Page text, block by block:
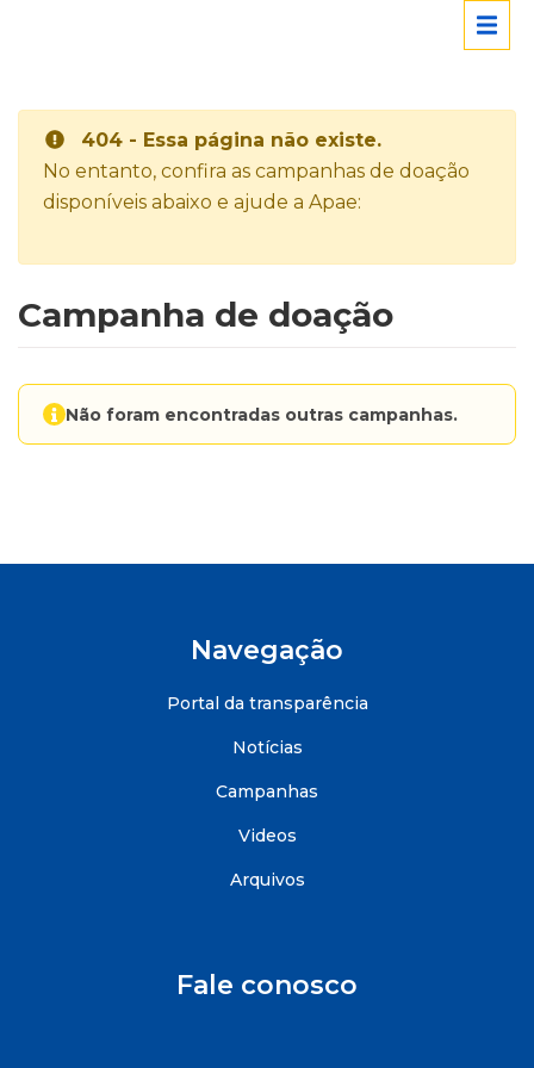
404 - Essa página não existe.
No entanto, confira as campanhas de doação
disponíveis abaixo e ajude a Apae:
Campanha de doação
Não foram encontradas outras campanhas.
Navegação
Portal da transparência
Notícias
Campanhas
Videos
Arquivos
Fale conosco